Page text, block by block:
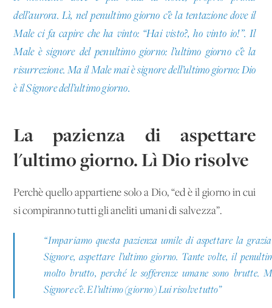
dell’aurora. Lì, nel penultimo giorno c’è la tentazione dove il
Male ci fa capire che ha vinto: “Hai visto?, ho vinto io!”. Il
Male è signore del penultimo giorno: l’ultimo giorno c’è la
risurrezione. Ma il Male mai è signore dell’ultimo giorno: Dio
è il Signore dell’ultimo giorno.
La pazienza di aspettare
l'ultimo giorno. Lì Dio risolve
Perchè quello appartiene solo a Dio, “ed è il giorno in cui
si compiranno tutti gli aneliti umani di salvezza”.
“Impariamo questa pazienza umile di aspettare la
Signore, aspettare l’ultimo giorno. Tante volte, il
molto brutto, perché le sofferenze umane sono brutte.
Signore c’è. E l’ultimo (giorno) Lui risolve tutto”